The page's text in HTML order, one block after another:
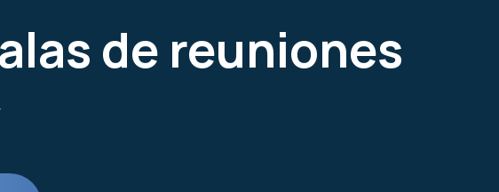
de reuniones